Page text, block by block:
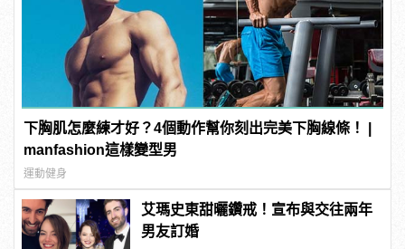
下胸肌怎麼練才好？4個動作幫你刻出完美下胸線條！ |
manfashion這樣變型男
運動健身
艾瑪史東甜曬鑽戒！宣布與交往兩年
男友訂婚